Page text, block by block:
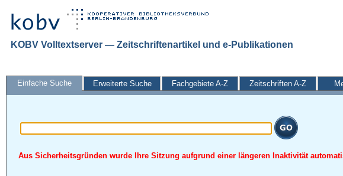
KOBV Volltextserver — Zeitschriftenartikel und e-Publikationen
Einfache Suche Erweiterte Suche Fachgebiete A-Z Zeitschriften A-Z
Aus Sicherheitsgründen wurde Ihre Sitzung aufgrund einer längeren Inaktivität